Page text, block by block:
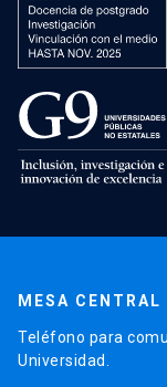
MESA CENTRAL
Teléfono para
Universidad.